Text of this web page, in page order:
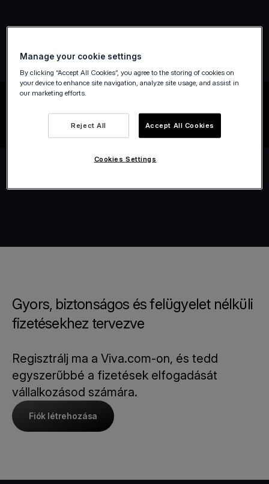
Gyors, biztonságos és felügyelet nélküli
fizetésekhez tervezve
Regisztrálj ma a Viva.com-on, és tedd
egyszerűbbé a fizetések elfogadását
vállalkozásod számára.
Fiók létrehozása
Manage your cookie settings
By clicking “Accept All Cookies”, you agree to the storing of cookies on
your device to enhance site navigation, analyze site usage, and assist in
our marketing efforts.
Reject All Accept All Cookies
Cookies Settings